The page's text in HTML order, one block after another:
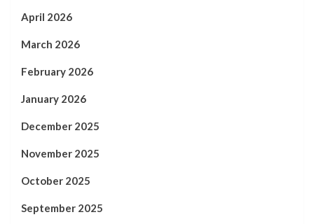
April 2026
March 2026
February 2026
January 2026
December 2025
November 2025
October 2025
September 2025